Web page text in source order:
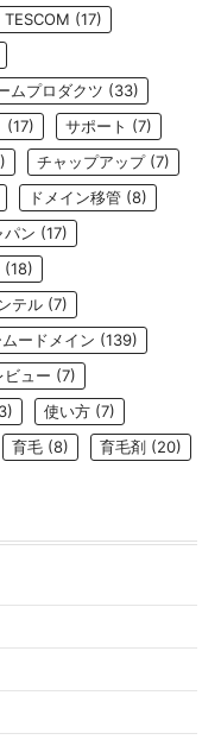
TESCOM (17)
ムプロダクツ (33)
(17) サポート (7)
チャップアップ(7)
ドメイン移管 (8)
パン (17)
(18)
テル (7)
ードメイン (139)
ビュー (7)
使い方 (7)
育毛 (8) 育毛剤 (20)